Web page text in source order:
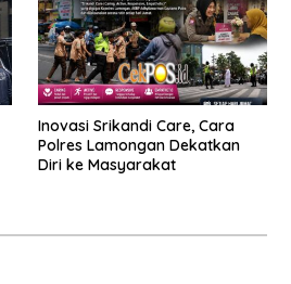
Inovasi Srikandi Care, Cara
Polres Lamongan Dekatkan
Diri ke Masyarakat